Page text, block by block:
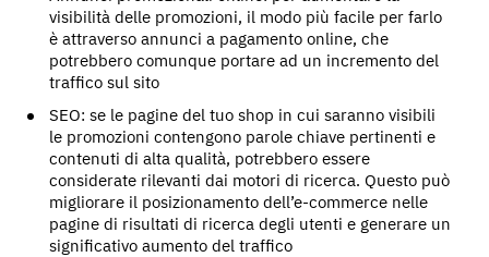
visibilità delle promozioni, il modo più facile per farlo
è attraverso annunci a pagamento online, che
potrebbero comunque portare ad un incremento del
traffico sul sito
SEO: se le pagine del tuo shop in cui saranno visibili
le promozioni contengono parole chiave pertinenti e
contenuti di alta qualità, potrebbero essere
considerate rilevanti dai motori di ricerca. Questo può
migliorare il posizionamento dell’e-commerce nelle
pagine di risultati di ricerca degli utenti e generare un
significativo aumento del traffico